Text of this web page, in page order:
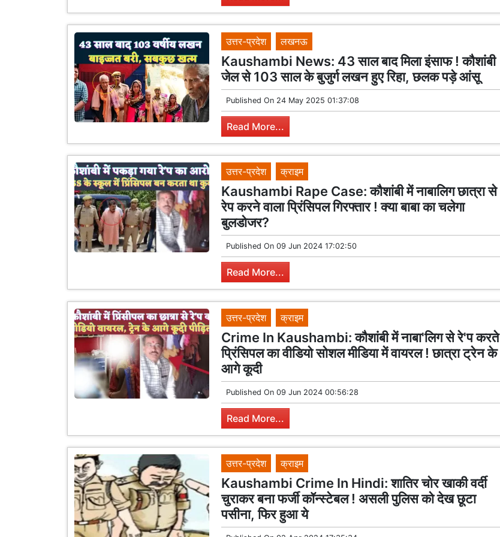
उत्तर-प्रदेश लखनऊ
Kaushambi News: 43 साल बाद मिला इंसाफ ! कौशांबी
जेल से 103 साल के बुजुर्ग लखन हुए रिहा, छलक पड़े आंसू
Published On 24 May 2025 01:37:08
Read More...
उत्तर-प्रदेश क्राइम
Kaushambi Rape Case: कौशांबी में नाबालिग छात्रा से
रेप करने वाला प्रिंसिपल गिरफ्तार ! क्या बाबा का चलेगा
बुलडोजर?
Published On 09 Jun 2024 17:02:50
Read More...
उत्तर-प्रदेश क्राइम
Crime In Kaushambi: कौशांबी में नाबा'लिग से रे'प करते
प्रिंसिपल का वीडियो सोशल मीडिया में वायरल ! छात्रा ट्रेन के
आगे कूदी
Published On 09 Jun 2024 00:56:28
Read More...
उत्तर-प्रदेश क्राइम
Kaushambi Crime In Hindi: शातिर चोर खाकी वर्दी
चुराकर बना फर्जी कॉन्स्टेबल ! असली पुलिस को देख छूटा
पसीना, फिर हुआ ये